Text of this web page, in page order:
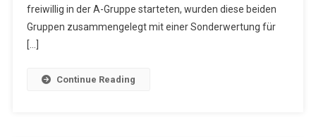
freiwillig in der A-Gruppe starteten, wurden diese beiden
Gruppen zusammengelegt mit einer Sonderwertung für
[…]
Continue Reading